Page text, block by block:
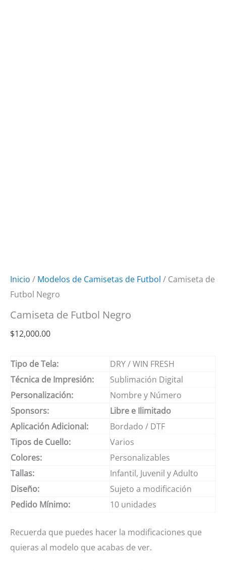
Inicio / Modelos de Camisetas de Futbol / Camiseta de
Futbol Negro
Camiseta de Futbol Negro
$12,000.00
Tipo de Tela:
DRY / WIN FRESH
Técnica de Impresión:
Sublimación Digital
Personalización:
Nombre y Número
Sponsors:
Libre e Ilimitado
Aplicación Adicional:
Bordado / DTF
Tipos de Cuello:
Varios
Colores:
Personalizables
Tallas:
Infantil, Juvenil y Adulto
Diseño:
Sujeto a modificación
Pedido Mínimo:
10 unidades
Recuerda que puedes hacer la modificaciones que
quieras al modelo que acabas de ver.